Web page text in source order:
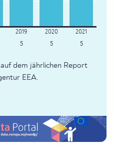
5 5 5
dem jährlichen Report
EEA.